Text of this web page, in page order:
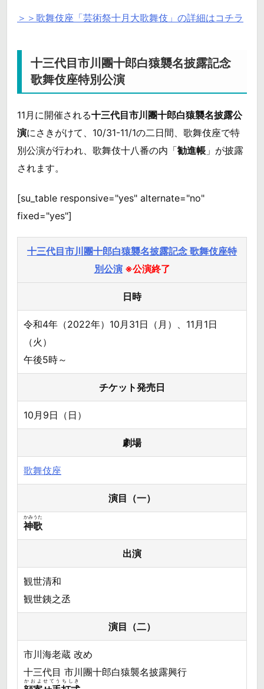
＞＞歌舞伎座「芸術祭十月大歌舞伎」の詳細はコチラ
十三代目市川團十郎白猿襲名披露記念
歌舞伎座特別公演
11月に開催される十三代目市川團十郎白猿襲名披露公
演にさきがけて、10/31-11/1の二日間、歌舞伎座で特
別公演が行われ、歌舞伎十八番の内「勧進帳 」が披露
されます。
[su_table responsive="yes" alternate="no"
fixed="yes"]
十三代目市川團十郎白猿襲名披露記念 歌舞伎座特
別公演 ※公演終了
日時
令和4年（2022年）10月31日（月）、11月1日
（火）
午後5時～
チケット発売日
10月9日（日）
劇場
歌舞伎座
演目（一）
神歌
かみうた
出演
観世清和
観世銕之丞
演目（二）
市川海老蔵 改め
十三代目 市川團十郎白猿襲名披露興行
かおよせてうちしき